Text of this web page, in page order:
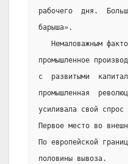
рабочего  дня.
барыша».
Немаловажным
промышленное
с  развитыми
промышленная
усиливала свой
Первое место во
По европейской
половины вывоза.